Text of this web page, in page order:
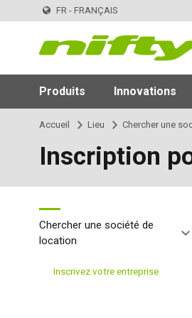
FR - FRANÇAIS
Produits Innovations
Accueil Lieu Chercher une
Inscription
Chercher une société de
location
Inscrivez votre entreprise